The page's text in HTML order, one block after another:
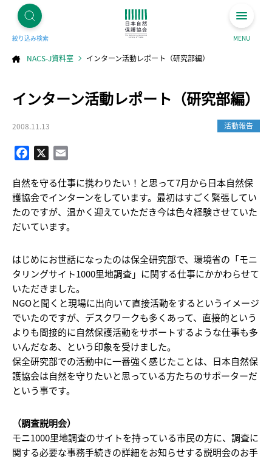
絞り込み検索 MENU
NACS-J資料室 インターン活動レポート（研究部編）
インターン活動レポート（研究部編）
2008.11.13 活動報告
Facebook
自然を守る仕事に携わりたい！と思って7月から日本自然保
護協会でインターンをしています。最初はすごく緊張してい
たのですが、温かく迎えていただき今は色々経験させていた
だいています。
はじめにお世話になったのは保全研究部で、環境省の「モニ
タリングサイト1000里地調査」に関する仕事にかかわらせて
いただきました。
NGOと聞くと現場に出向いて直接活動をするというイメージ
でいたのですが、デスクワークも多くあって、直接的という
よりも間接的に自然保護活動をサポートするような仕事も多
いんだなあ、という印象を受けました。
保全研究部での活動中に一番強く感じたことは、日本自然保
護協会は自然を守りたいと思っている方たちのサポーターだ
という事です。
（調査説明会）
モニ1000里地調査のサイトを持っている市民の方に、調査に
関する必要な事務手続きの詳細をお知らせする説明会のお手